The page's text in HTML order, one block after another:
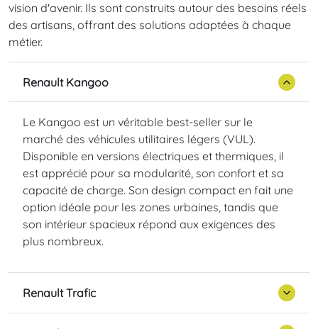
vision d'avenir. Ils sont construits autour des besoins réels
des artisans, offrant des solutions adaptées à chaque
métier.
Renault Kangoo
Le Kangoo est un véritable best-seller sur le
marché des véhicules utilitaires légers (VUL).
Disponible en versions électriques et thermiques, il
est apprécié pour sa modularité, son confort et sa
capacité de charge. Son design compact en fait une
option idéale pour les zones urbaines, tandis que
son intérieur spacieux répond aux exigences des
plus nombreux.
Renault Trafic